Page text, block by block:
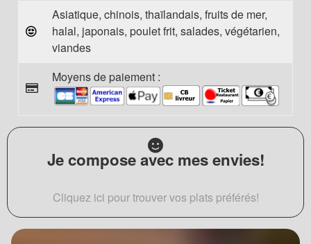
Asiatique, chinois, thaïlandais, fruits de mer,
halal, japonais, poulet frit, salades, végétarien,
viandes
Moyens de paiement :
Je compose avec mes envies!
Cliquez ici pour trouver vos plats préférés!